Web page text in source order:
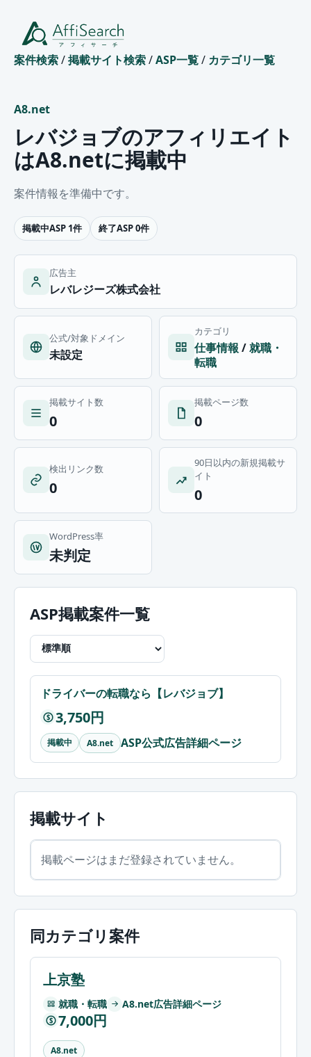
案件検索/掲載サイト検索/ASP一覧/ カテゴリ一覧
A8.net
レバジョブのアフィリエイト
はA8.netに掲載中
案件情報を準備中です。
掲載中ASP 1件 終了ASP 0件
広告主
レバレジーズ株式会社
公式/対象ドメイン
未設定
カテゴリ
仕事情報 /就職・
転職
掲載サイト数
0
掲載ページ数
0
検出リンク数
0
90日以内の新規掲載サ
イト
0
WordPress率
未判定
ASP掲載案件一覧
ドライバーの転職なら【レバジョブ】
$ 3,750円
掲載中 A8.net ASP公式広告詳細ページ
掲載サイト
掲載ページはまだ登録されていません。
同カテゴリ案件
上京塾
就職・転職 A8.net広告詳細ページ
$ 7,000円
A8.net